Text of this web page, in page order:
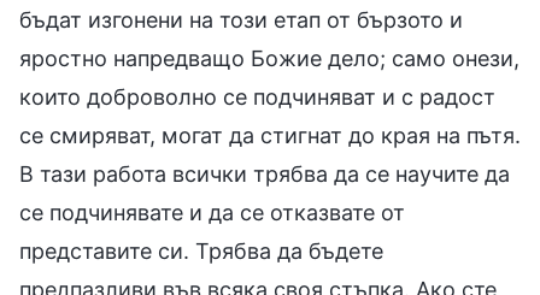
бъдат изгонени на този етап от бързото и
яростно напредващо Божие дело; само онези,
които доброволно се подчиняват и с радост
се смиряват, могат да стигнат до края на пътя.
В тази работа всички трябва да се научите да
се подчинявате и да се отказвате от
представите си. Трябва да бъдете
предпазливи във всяка своя стъпка. Ако сте